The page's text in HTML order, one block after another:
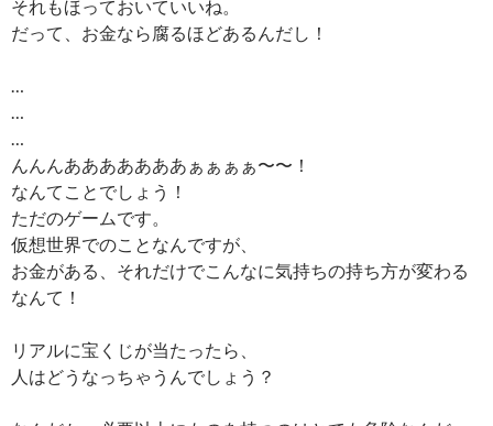
それもほっておいていいね。
だって、お金なら腐るほどあるんだし！
…
…
…
んんんあああああああぁぁぁぁ〜〜！
なんてことでしょう！
ただのゲームです。
仮想世界でのことなんですが、
お金がある、それだけでこんなに気持ちの持ち方が変わる
なんて！
リアルに宝くじが当たったら、
人はどうなっちゃうんでしょう？